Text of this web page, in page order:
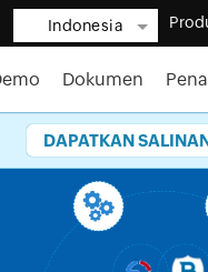
Indonesia
Dokumen
DAPATKAN